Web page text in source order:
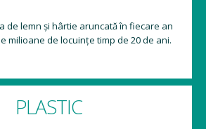
de lemn și hârtie aruncată în fiecare an
milioane de locuințe timp de 20 de ani.
PLASTIC